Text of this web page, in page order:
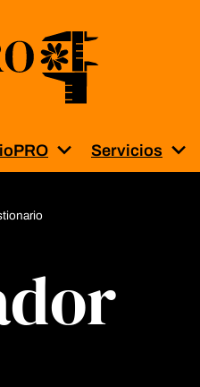
Muestra el
Servicios